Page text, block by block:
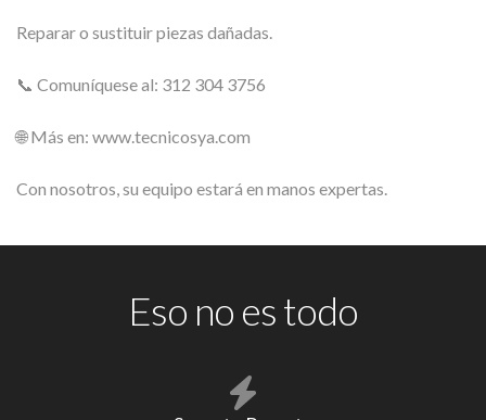
Reparar o sustituir piezas dañadas.
📞 Comuníquese al: 312 304 3756
🌐 Más en: www.tecnicosya.com
Con nosotros, su equipo estará en manos expertas.
Eso no es todo